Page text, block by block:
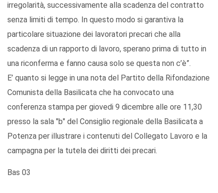
irregolarità, successivamente alla scadenza del contratto
senza limiti di tempo. In questo modo si garantiva la
particolare situazione dei lavoratori precari che alla
scadenza di un rapporto di lavoro, sperano prima di tutto in
una riconferma e fanno causa solo se questa non c’è”.
E’ quanto si legge in una nota del Partito della Rifondazione
Comunista della Basilicata che ha convocato una
conferenza stampa per giovedi 9 dicembre alle ore 11,30
presso la sala "b" del Consiglio regionale della Basilicata a
Potenza per illustrare i contenuti del Collegato Lavoro e la
campagna per la tutela dei diritti dei precari.
Bas 03